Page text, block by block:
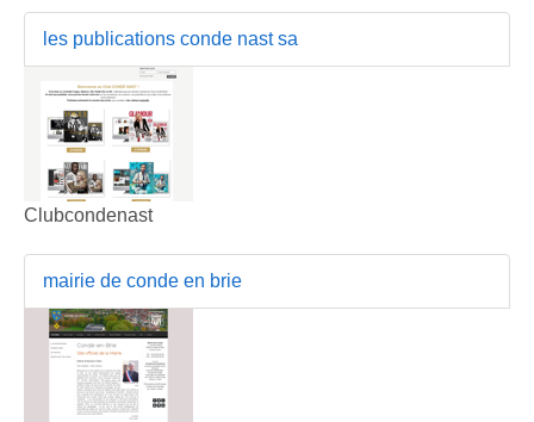
les publications conde nast sa
Clubcondenast
mairie de conde en brie